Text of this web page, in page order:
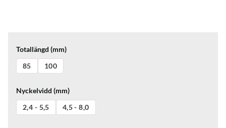
Totallängd (mm)
85
100
Nyckelvidd (mm)
2,4 - 5,5
4,5 - 8,0